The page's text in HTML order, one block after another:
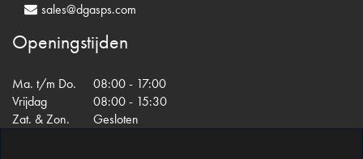
sales@dgasps.com
Openingstijden
Ma. t/m Do.
08:00 - 17:00
Vrijdag
08:00 - 15:30
Zat. & Zon.
Gesloten